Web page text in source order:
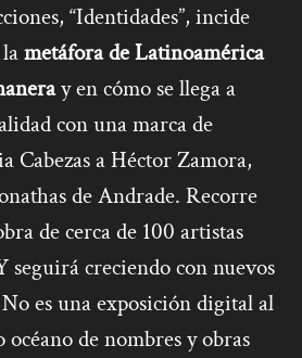
“Identidades”, incide
metáfora de Latinoamérica
y en cómo se llega a
con una marca de
Cabezas a Héctor Zamora,
de Andrade. Recorre
de cerca de 100 artistas
seguirá creciendo con nuevos
es una exposición digital al
de nombres y obras